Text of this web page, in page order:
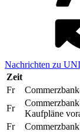
Nachrichten zu
Zeit
Fr
Fr
Kaufpläne
Fr